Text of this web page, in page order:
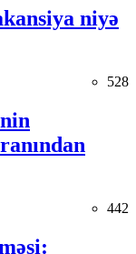
niyə
528
442